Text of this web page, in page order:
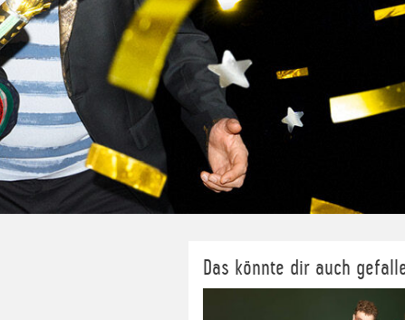
Das könnte dir auch